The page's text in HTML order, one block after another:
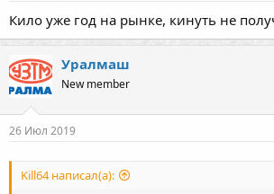
Кило уже год на рынке, кинуть не
Уралмаш
New member
26 Июл 2019
Kill64 написал(а):